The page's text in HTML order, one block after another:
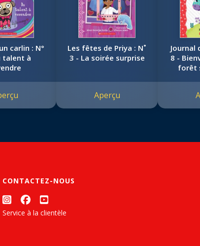
carlin : N°
talent à
Les fêtes de Priya : N˚
3 - La soirée surprise
Aperçu
Journal
8 -
forêt
CONTACTEZ-NOUS
Service à la clientèle